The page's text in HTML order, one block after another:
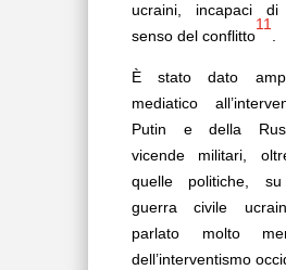
ucraini, incapaci
senso del conflitto
11
.
È stato dato
mediatico
Putin e della
vicende militari,
quelle politiche,
guerra civile
parlato molto
dell’interventismo